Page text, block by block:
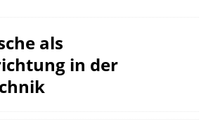
als
in der